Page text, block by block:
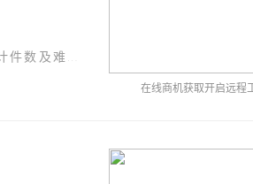
在线商机获取开启远程